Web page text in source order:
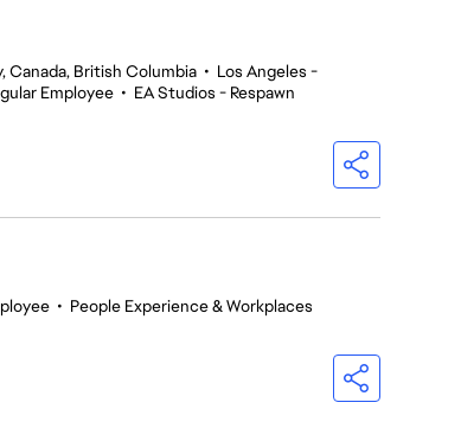
Canada, British Columbia • Los Angeles -
Employee • EA Studios - Respawn
• People Experience & Workplaces